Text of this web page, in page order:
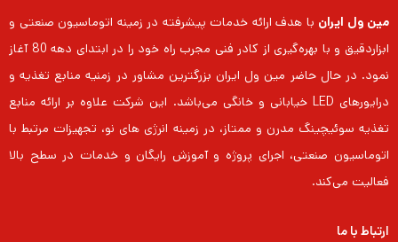
مین ول ایران با هدف ارائه خدمات پیشرفته در زمینه اتوماسیون صنعتی و
ابزاردقیق و با بهره‌گیری از کادر فنی مجرب راه خود را در ابتدای دهه 80 آغاز
نمود. در حال حاضر مین ول ایران بزرگترین مشاور در زمنیه منابع تغذیه و
درایورهای LED خیابانی و خانگی می‌باشد. این شرکت علاوه بر ارائه منابع
تغذیه سوئیچینگ مدرن و ممتاز، در زمینه انرژی های نو، تجهیزات مرتبط با
اتوماسیون صنعتی، اجرای پروژه و آموزش رایگان و خدمات در سطح بالا
فعالیت می‌کند.
ارتباط با ما